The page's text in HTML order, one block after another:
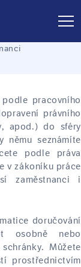
pracovního
právního
apod.) do sféry
němu seznámíte
podle práva
v zákoníku práce
zaměstnanci i
doručování
osobně nebo
Můžete
prostřednictvím